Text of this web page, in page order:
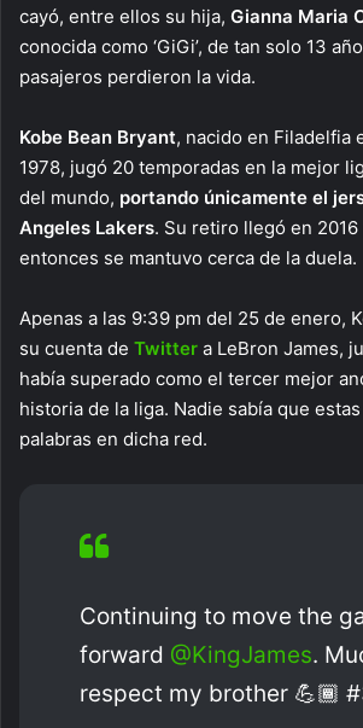
cayó, entre ellos su hija, Gianna Maria
conocida como ‘GiGi’, de tan solo 13
pasajeros perdieron la vida.
Kobe Bean Bryant, nacido en Filadelfia
1978, jugó 20 temporadas en la mejor
del mundo, portando únicamente el
Angeles Lakers. Su retiro llegó en
entonces se mantuvo cerca de la duela.
Apenas a las 9:39 pm del 25 de enero,
su cuenta de Twitter a LeBron James,
había superado como el tercer mejor
historia de la liga. Nadie sabía que
palabras en dicha red.
Continuing to move the
forward @KingJames.
respect my brother 💪🏾